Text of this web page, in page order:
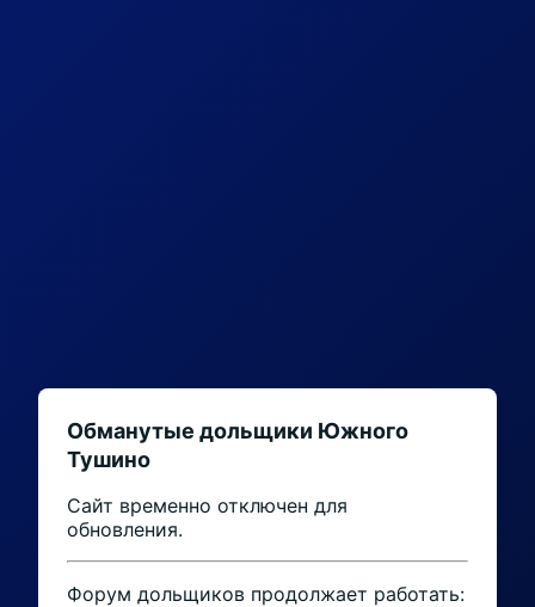
Обманутые дольщики Южного
Тушино
Сайт временно отключен для
обновления.
Форум дольщиков продолжает работать: